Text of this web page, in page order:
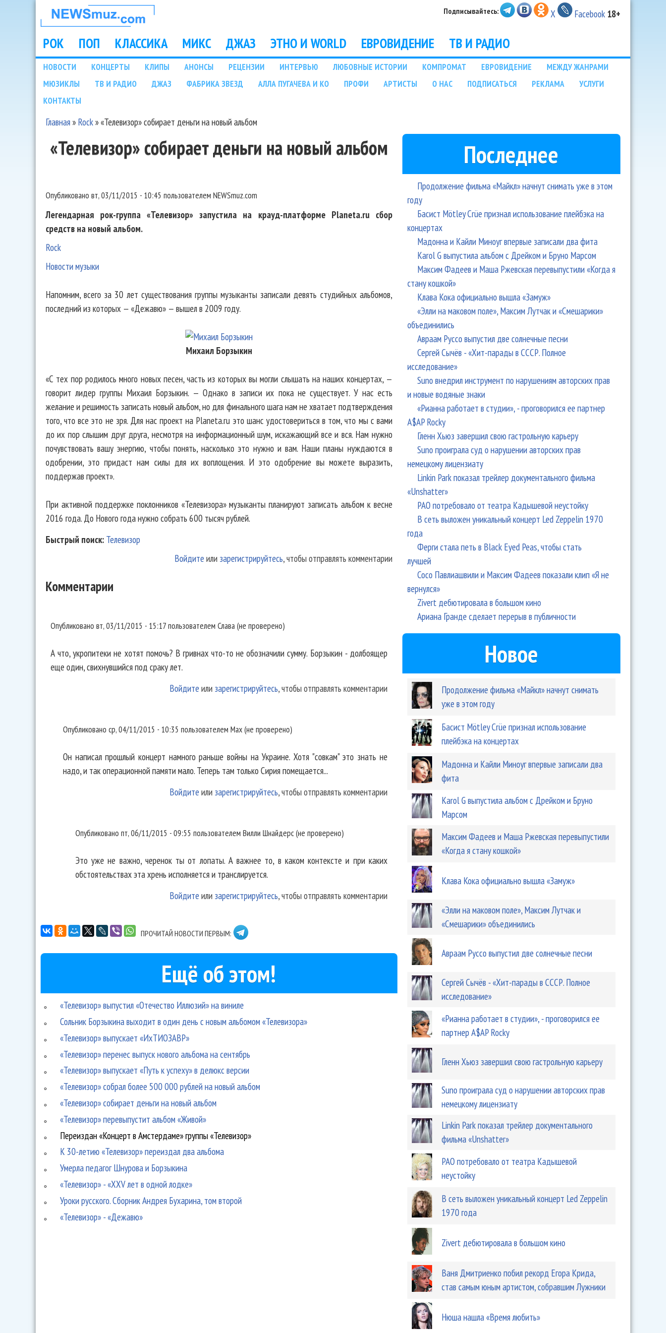
НОВОСТИ
МУЗЫКИ И
ШОУ БИЗНЕСА
NEWSMUZ.COM
Подписывайтесь: X Facebook 18+
Main menu
РОК ПОП КЛАССИКА МИКС ДЖАЗ ЭТНО И WORLD ЕВРОВИДЕНИЕ ТВ И РАДИО
Подразделы
НОВОСТИ КОНЦЕРТЫ КЛИПЫ АНОНСЫ РЕЦЕНЗИИ ИНТЕРВЬЮ ЛЮБОВНЫЕ ИСТОРИИ КОМПРОМАТ ЕВРОВИДЕНИЕ
МЕЖДУ ЖАНРАМИ
МЮЗИКЛЫ
ТВ И РАДИО ДЖАЗ ФАБРИКА ЗВЕЗД АЛЛА ПУГАЧЕВА И КО ПРОФИ АРТИСТЫ О НАС ПОДПИСАТЬСЯ РЕКЛАМА
УСЛУГИ
КОНТАКТЫ
Главная» Rock»«Телевизор» собирает деньги на новый альбом
«Телевизор» собирает деньги на новый альбом
Опубликовано вт, 03/11/2015 - 10:45 пользователем NEWSmuz.com
Легендарная рок-группа «Телевизор» запустила на крауд-платформе Planeta.ru сбор
средств на новый альбом.
Rock
Новости музыки
Напомним, всего за 30 лет существования группы музыканты записали девять студийных альбомов,
последний из которых — «Дежавю» — вышел в 2009 году.
Михаил Борзыкин
«С тех пор родилось много новых песен, часть из которых вы могли слышать на наших концертах, —
говорит лидер группы Михаил Борзыкин. — Однако в записи их пока не существует. У нас есть
желание и решимость записать новый альбом, но для финального шага нам не хватает подтверждения
того, что все это не зря. Для нас проект на Planeta.ru это шанс удостовериться в том, что мы с вами
до их пор слышим друг друга, несмотря на информационный шум, искажающий все и вся. Нам нужно
почувствовать вашу энергию, чтобы понять, насколько это нужно и вам. Наши планы нуждаются в
одобрении, это придаст нам силы для их воплощения. И это одобрение вы можете выразить,
поддержав проект».
При активной поддержке поклонников «Телевизора» музыканты планируют записать альбом к весне
2016 года. До Нового года нужно собрать 600 тысяч рублей.
Быстрый поиск: Телевизор
Войдите или зарегистрируйтесь, чтобы отправлять комментарии
Комментарии
Опубликовано вт, 03/11/2015 - 15:17пользователем Слава (не проверено)
А что, укропитеки не хотят помочь? В гривнах что-то не обозначили сумму. Борзыкин - долбоящер
еще один, свихнувшийся под сраку лет.
Войдите или зарегистрируйтесь, чтобы отправлять комментарии
Опубликовано ср, 04/11/2015 - 10:35 пользователем Max (не проверено)
Он написал прошлый концерт намного раньше войны на Украине. Хотя "совкам" это знать не
надо, и так операционной памяти мало. Теперь там только Сирия помещается...
Войдите или зарегистрируйтесь, чтобы отправлять комментарии
Опубликовано пт, 06/11/2015 - 09:55 пользователем Вилли Шнайдерс (не проверено)
Это уже не важно, черенок ты от лопаты. А важнее то, в каком контексте и при каких
обстоятельствах эта хрень исполняется и транслируется.
Войдите или зарегистрируйтесь, чтобы отправлять комментарии
ПРОЧИТАЙ НОВОСТИ ПЕРВЫМ:
Ещё об этом!
«Телевизор» выпустил «Отечество Иллюзий» на виниле
Сольник Борзыкина выходит в один день с новым альбомом «Телевизора»
«Телевизор» выпускает «ИхТИОЗАВР»
«Телевизор» перенес выпуск нового альбома на сентябрь
«Телевизор» выпускает «Путь к успеху» в делюкс версии
«Телевизор» собрал более 500 000 рублей на новый альбом
«Телевизор» собирает деньги на новый альбом
«Телевизор» перевыпустит альбом «Живой»
Переиздан «Концерт в Амстердаме» группы «Телевизор»
К 30-летию «Телевизор» переиздал два альбома
Умерла педагог Шнурова и Борзыкина
«Телевизор» - «XXV лет в одной лодке»
Уроки русского. Сборник Андрея Бухарина, том второй
«Телевизор» - «Дежавю»
Последнее
Продолжение фильма «Майкл» начнут снимать уже в этом
году
Басист Mötley Crüe признал использование плейбэка на
концертах
Мадонна и Кайли Миноуг впервые записали два фита
Karol G выпустила альбом с Дрейком и Бруно Марсом
Максим Фадеев и Маша Ржевская перевыпустили «Когда я
стану кошкой»
Клава Кока официально вышла «Замуж»
«Элли на маковом поле», Максим Лутчак и «Смешарики»
объединились
Авраам Руссо выпустил две солнечные песни
Сергей Сычёв - «Хит-парады в СССР. Полное
исследование»
Suno внедрил инструмент по нарушениям авторских прав
и новые водяные знаки
«Рианна работает в студии», - проговорился ее партнер
A$AP Rocky
Гленн Хьюз завершил свою гастрольную карьеру
Suno проиграла суд о нарушении авторских прав
немецкому лицензиату
Linkin Park показал трейлер документального фильма
«Unshatter»
РАО потребовало от театра Кадышевой неустойку
В сеть выложен уникальный концерт Led Zeppelin 1970
года
Ферги стала петь в Black Eyed Peas, чтобы стать
лучшей
Сосо Павлиашвили и Максим Фадеев показали клип «Я не
вернулся»
Zivert дебютировала в большом кино
Ариана Гранде сделает перерыв в публичности
Новое
Продолжение фильма «Майкл» начнут снимать
уже в этом году
Басист Mötley Crüe признал использование
плейбэка на концертах
Мадонна и Кайли Миноуг впервые записали два
фита
Karol G выпустила альбом с Дрейком и Бруно
Марсом
Максим Фадеев и Маша Ржевская перевыпустили
«Когда я стану кошкой»
Клава Кока официально вышла «Замуж»
«Элли на маковом поле», Максим Лутчак и
«Смешарики» объединились
Авраам Руссо выпустил две солнечные песни
Сергей Сычёв - «Хит-парады в СССР. Полное
исследование»
«Рианна работает в студии», - проговорился ее
партнер A$AP Rocky
Гленн Хьюз завершил свою гастрольную карьеру
Suno проиграла суд о нарушении авторских прав
немецкому лицензиату
Linkin Park показал трейлер документального
фильма «Unshatter»
РАО потребовало от театра Кадышевой
неустойку
В сеть выложен уникальный концерт Led Zeppelin
1970 года
Zivert дебютировала в большом кино
Ваня Дмитриенко побил рекорд Егора Крида,
став самым юным артистом, собравшим Лужники
Нюша нашла «Время любить»